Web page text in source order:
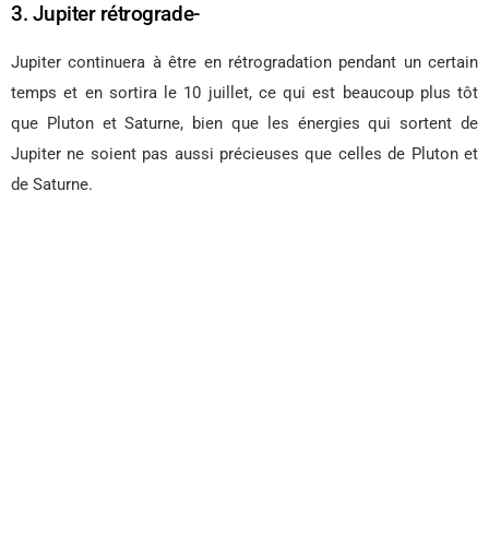
3. Jupiter rétrograde-
Jupiter continuera à être en rétrogradation pendant un certain
temps et en sortira le 10 juillet, ce qui est beaucoup plus tôt
que Pluton et Saturne, bien que les énergies qui sortent de
Jupiter ne soient pas aussi précieuses que celles de Pluton et
de Saturne.